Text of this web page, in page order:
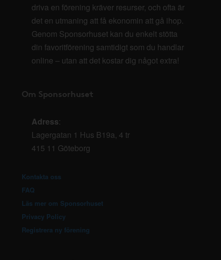
driva en förening kräver resurser, och ofta är
det en utmaning att få ekonomin att gå ihop.
Genom Sponsorhuset kan du enkelt stötta
din favoritförening samtidigt som du handlar
online – utan att det kostar dig något extra!
Om Sponsorhuset
Adress:
Lagergatan 1 Hus B19a, 4 tr
415 11 Göteborg
Kontakta oss
FAQ
Läs mer om Sponsorhuset
Privacy Policy
Registrera ny förening